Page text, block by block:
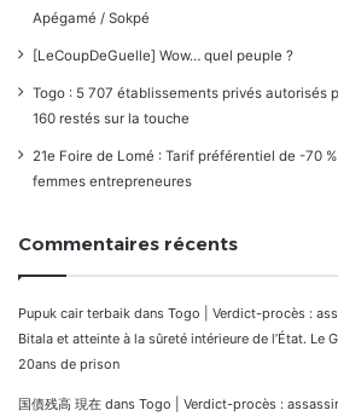
Apégamé / Sokpé
[LeCoupDeGuelle] Wow… quel peuple ?
Togo : 5 707 établissements privés autorisés
160 restés sur la touche
21e Foire de Lomé : Tarif préférentiel de -70
femmes entrepreneures
Commentaires récents
Pupuk cair terbaik dans Togo | Verdict-procès :
Bitala et atteinte à la sûreté intérieure de l’État. Le
20ans de prison
国債残高 現在 dans Togo | Verdict-procès :